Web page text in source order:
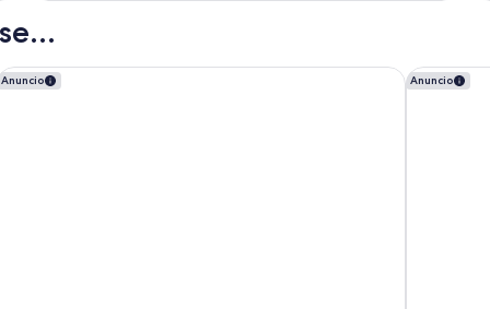
AnuncioMarbella by Meliá Anuncio
Anantara